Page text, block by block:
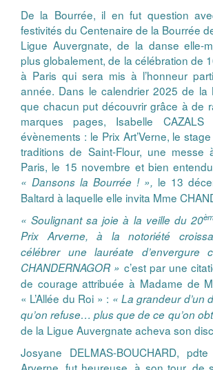
De la Bourrée, il en fut question
festivités du Centenaire de la Bourrée
Ligue Auvergnate, de la danse elle-
plus globalement, de la célébration de
à Paris qui sera mis à l’honneur
année. Dans le calendrier 2025 de la
que chacun put découvrir grâce à de
marques pages, Isabelle CAZALS
évènements : le Prix Art’Verne, le
traditions de Saint-Flour, une messe
Paris, le 15 novembre et bien
« Dansons la Bourrée ! », le 13
Baltard à laquelle elle invita Mme
« Soulignant sa joie à la veille du 20
Prix Arverne, à la notoriété
célébrer une lauréate d’envergure
CHANDERNAGOR » c’est par une
de courage attribuée à Madame de
« L’Allée du Roi » : « La grandeur d’un
qu’on refuse… plus que de ce qu’on
de la Ligue Auvergnate acheva son
Josyane DELMAS-BOUCHARD,